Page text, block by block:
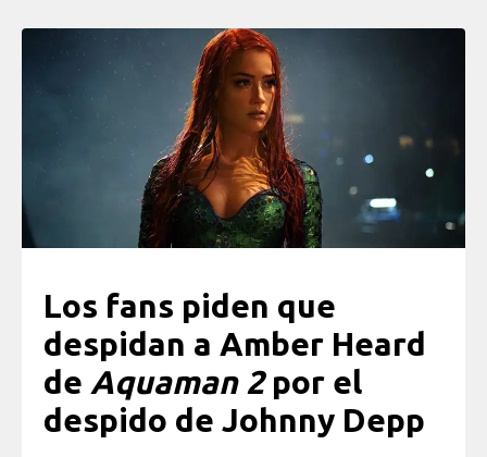
Los fans piden que
despidan a Amber Heard
de Aquaman 2por el
despido de Johnny Depp